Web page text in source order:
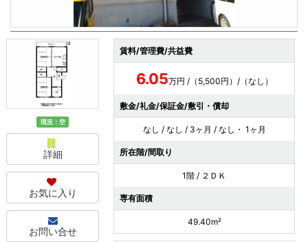
現況：空
詳細
お気に入り
お問い合せ
賃料/管理費/共益費
6.05万円 /（5,500円）/（なし）
敷金/礼金/保証金/敷引・償却
なし / なし / 3ヶ月 / なし・ 1ヶ月
所在階/間取り
1階 / ２ＤＫ
専有面積
49.40m²